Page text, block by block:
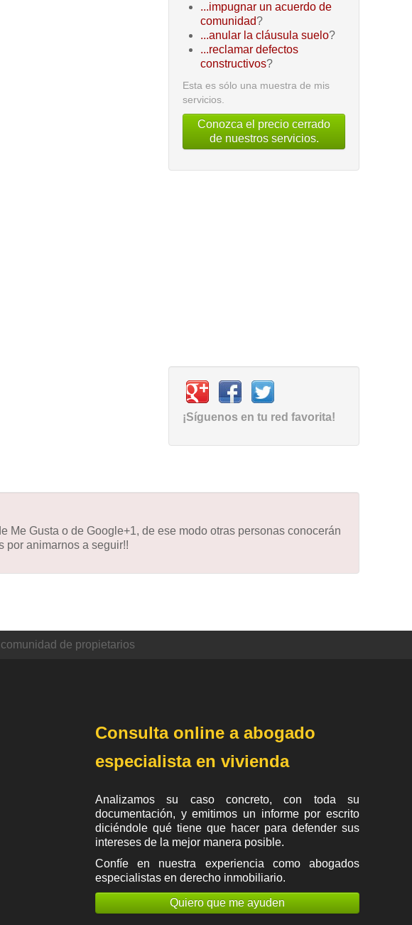
...impugnar un acuerdo de
comunidad?
...anular la cláusula suelo?
...reclamar defectos
constructivos?
Esta es sólo una muestra de mis
servicios.
Conozca el precio cerrado
de nuestros servicios.
¡Síguenos en tu red favorita!
Gusta o de Google+1, de ese modo otras personas conocerán
por animarnos a seguir!!
de propietarios
Consulta online a abogado
especialista en vivienda
Analizamos su caso concreto, con toda su
documentación, y emitimos un informe por escrito
diciéndole qué tiene que hacer para defender sus
intereses de la mejor manera posible.
Confíe en nuestra experiencia como abogados
especialistas en derecho inmobiliario.
Quiero que me ayuden